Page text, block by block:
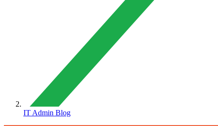
IT Admin Blog